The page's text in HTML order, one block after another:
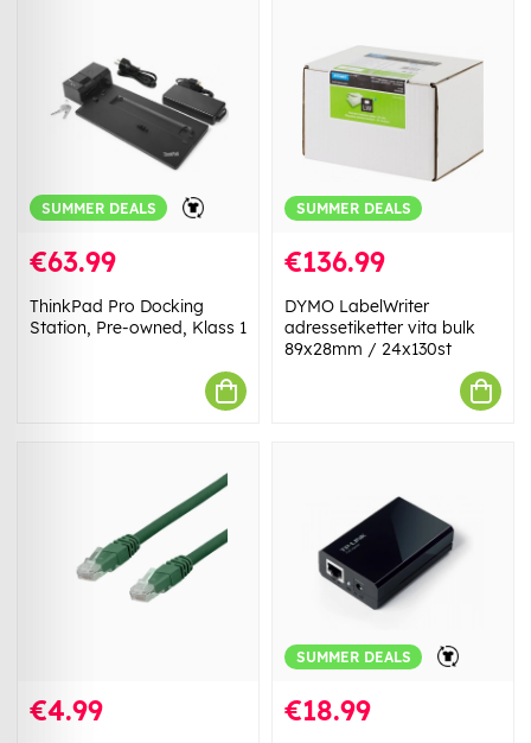
SUMMER DEALS
€63.99
ThinkPad Pro Docking
Station, Pre-owned, Klass 1
SUMMER DEALS
€136.99
DYMO LabelWriter
adressetiketter vita bulk
89x28mm / 24x130st
€4.99
SUMMER DEALS
€18.99